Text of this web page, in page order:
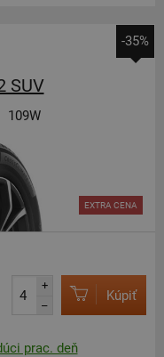
-35%
SUV
109W
EXTRA CENA
+
–
Kúpiť
prac. deň